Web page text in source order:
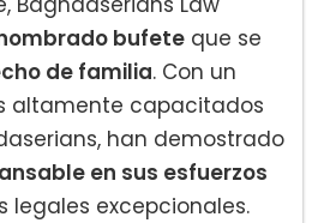
bufete que se
de familia. Con un
altamente capacitados
han demostrado
en sus esfuerzos
legales excepcionales.